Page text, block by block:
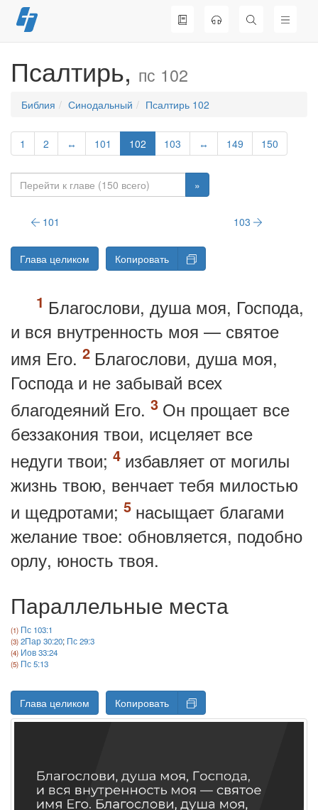
Перейти
к
Псалтирь, пс 102
Библия Синодальный Псалтирь 102
1 2 ↔ 101 102 103 ↔ 149 150
»
101 103
Глава целиком Копировать
Благослови, душа моя, Господа,
и вся внутренность моя — святое
имя Его.
Благослови, душа моя,
Господа и не забывай всех
благодеяний Его.
Он прощает все
беззакония твои, исцеляет все
недуги твои;
избавляет от могилы
жизнь твою, венчает тебя милостью
и щедротами;
насыщает благами
желание твое: обновляется, подобно
орлу, юность твоя.
Параллельные места
Пс 103:1
2Пар 30:20; Пс 29:3
Иов 33:24
Пс 5:13
Глава целиком Копировать